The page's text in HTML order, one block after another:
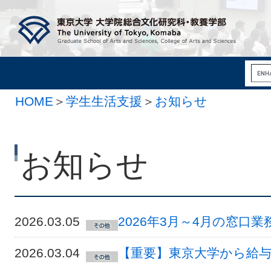
HOME ＞ 学生生活支援 ＞ お知らせ
お知らせ
2026.03.05 2026年3月～4月の窓口業
2026.03.04
【重要】東京大学から給